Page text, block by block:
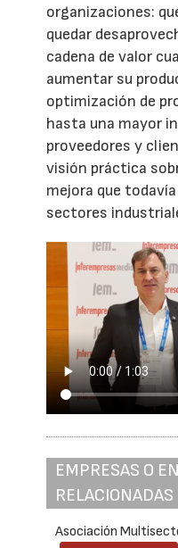
organizaciones:
quedar
cadena de valor
aumentar su
optimización de
hasta una mayor
proveedores y
visión práctica
mejora que
sectores
EMPRESAS O
RELACIONADAS
Asociación